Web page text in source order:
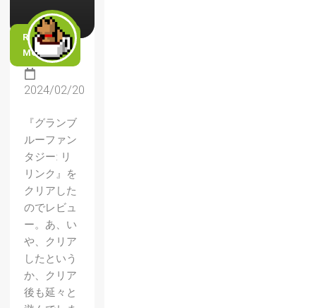
READ
MORE
2024/02/20
『グランブ
ルーファン
タジー: リ
リンク』を
クリアした
のでレビュ
ー。あ、い
や、クリア
したという
か、クリア
後も延々と